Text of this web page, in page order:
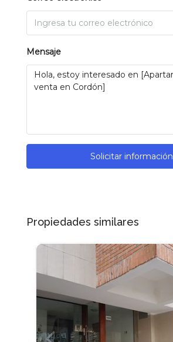
Mensaje
Solicitar información
Propiedades similares